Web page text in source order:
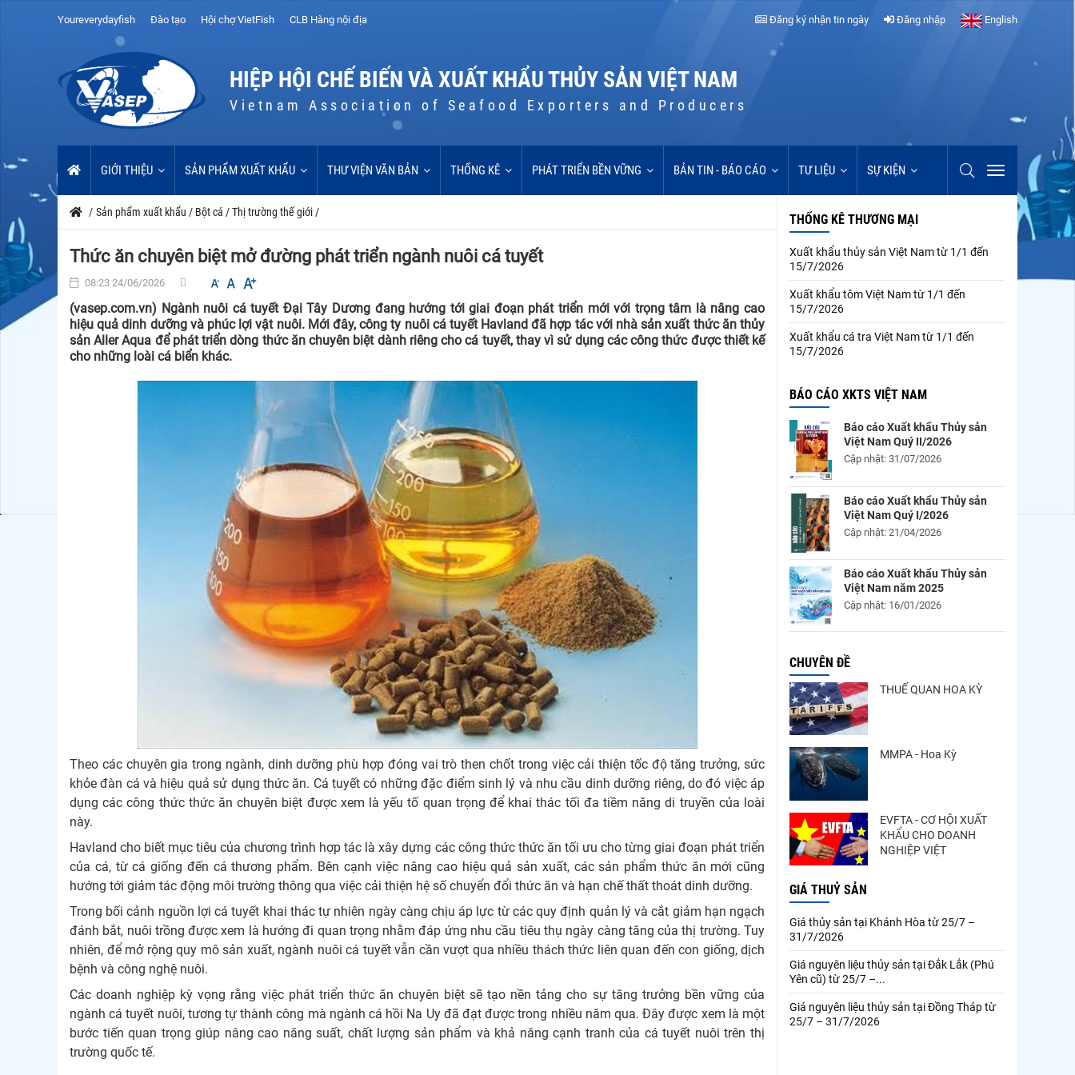
Youreverydayfish Đào tạo Hội chợ VietFish CLB Hàng nội địa Đăng ký nhận tin ngày Đăng nhập English
HIỆP HỘI CHẾ BIẾN VÀ XUẤT KHẨU THỦY SẢN VIỆT NAM
Vietnam Association of Seafood Exporters and Producers
GIỚI THIỆU SẢN PHẨM XUẤT KHẨU THƯ VIỆN VĂN BẢN THỐNG KÊ PHÁT TRIỂN BỀN VỮNG BẢN TIN - BÁO CÁO TƯ LIỆU SỰ KIỆN
/ Sản phẩm xuất khẩu / Bột cá /Thị trường thế giới /
Thức ăn chuyên biệt mở đường phát triển ngành nuôi cá tuyết
08:23 24/06/2026
(vasep.com.vn) Ngành nuôi cá tuyết Đại Tây Dương đang hướng tới giai đoạn phát triển mới với trọng tâm là nâng cao
hiệu quả dinh dưỡng và phúc lợi vật nuôi. Mới đây, công ty nuôi cá tuyết Havland đã hợp tác với nhà sản xuất thức ăn thủy
sản Aller Aqua để phát triển dòng thức ăn chuyên biệt dành riêng cho cá tuyết, thay vì sử dụng các công thức được thiết kế
cho những loài cá biển khác.
Theo các chuyên gia trong ngành, dinh dưỡng phù hợp đóng vai trò then chốt trong việc cải thiện tốc độ tăng trưởng, sức
khỏe đàn cá và hiệu quả sử dụng thức ăn. Cá tuyết có những đặc điểm sinh lý và nhu cầu dinh dưỡng riêng, do đó việc áp
dụng các công thức thức ăn chuyên biệt được xem là yếu tố quan trọng để khai thác tối đa tiềm năng di truyền của loài
này.
Havland cho biết mục tiêu của chương trình hợp tác là xây dựng các công thức thức ăn tối ưu cho từng giai đoạn phát triển
của cá, từ cá giống đến cá thương phẩm. Bên cạnh việc nâng cao hiệu quả sản xuất, các sản phẩm thức ăn mới cũng
hướng tới giảm tác động môi trường thông qua việc cải thiện hệ số chuyển đổi thức ăn và hạn chế thất thoát dinh dưỡng.
Trong bối cảnh nguồn lợi cá tuyết khai thác tự nhiên ngày càng chịu áp lực từ các quy định quản lý và cắt giảm hạn ngạch
đánh bắt, nuôi trồng được xem là hướng đi quan trọng nhằm đáp ứng nhu cầu tiêu thụ ngày càng tăng của thị trường. Tuy
nhiên, để mở rộng quy mô sản xuất, ngành nuôi cá tuyết vẫn cần vượt qua nhiều thách thức liên quan đến con giống, dịch
bệnh và công nghệ nuôi.
Các doanh nghiệp kỳ vọng rằng việc phát triển thức ăn chuyên biệt sẽ tạo nền tảng cho sự tăng trưởng bền vững của
ngành cá tuyết nuôi, tương tự thành công mà ngành cá hồi Na Uy đã đạt được trong nhiều năm qua. Đây được xem là một
bước tiến quan trọng giúp nâng cao năng suất, chất lượng sản phẩm và khả năng cạnh tranh của cá tuyết nuôi trên thị
trường quốc tế.
THỐNG KÊ THƯƠNG MẠI
Xuất khẩu thủy sản Việt Nam từ 1/1 đến
15/7/2026
Xuất khẩu tôm Việt Nam từ 1/1 đến
15/7/2026
Xuất khẩu cá tra Việt Nam từ 1/1 đến
15/7/2026
BÁO CÁO XKTS VIỆT NAM
Báo cáo Xuất khẩu Thủy sản
Việt Nam Quý II/2026
Cập nhật: 31/07/2026
Báo cáo Xuất khẩu Thủy sản
Việt Nam Quý I/2026
Cập nhật: 21/04/2026
Báo cáo Xuất khẩu Thủy sản
Việt Nam năm 2025
Cập nhật: 16/01/2026
CHUYÊN ĐỀ
THUẾ QUAN HOA KỲ
MMPA - Hoa Kỳ
EVFTA - CƠ HỘI XUẤT
KHẨU CHO DOANH
NGHIỆP VIỆT
GIÁ THUỶ SẢN
Giá thủy sản tại Khánh Hòa từ 25/7 –
31/7/2026
Giá nguyên liệu thủy sản tại Đắk Lắk (Phú
Yên cũ) từ 25/7 –...
Giá nguyên liệu thủy sản tại Đồng Tháp từ
25/7 – 31/7/2026